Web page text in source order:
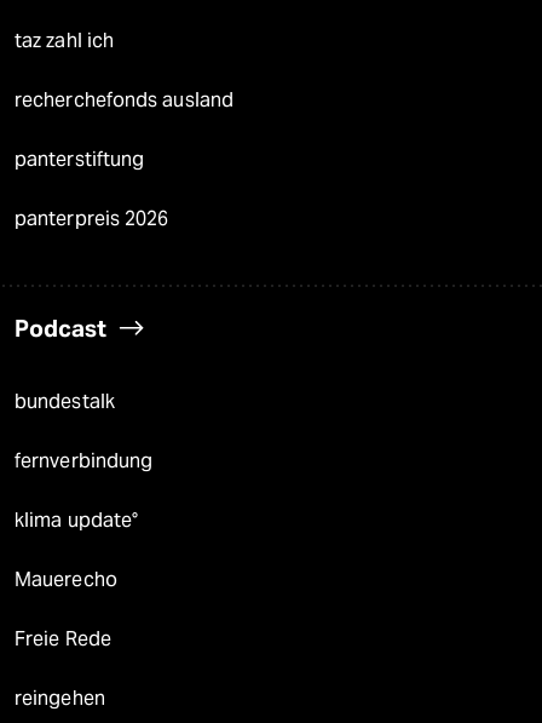
taz zahl ich
recherchefonds ausland
panterstiftung
panterpreis 2026
Podcast
bundestalk
fernverbindung
klima update°
Mauerecho
Freie Rede
reingehen